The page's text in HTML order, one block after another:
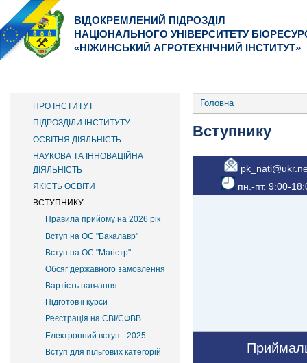
ВІДОКРЕМЛЕНИЙ ПІДРОЗДІЛ
НАЦІОНАЛЬНОГО УНІВЕРСИТЕТУ
«НІЖИНСЬКИЙ АГРОТЕХНІЧНИЙ ІНСТИТУТ»
ПРО ІНСТИТУТ
ПІДРОЗДІЛИ ІНСТИТУТУ
ОСВІТНЯ ДІЯЛЬНІСТЬ
НАУКОВА ТА ІННОВАЦІЙНА
ДІЯЛЬНІСТЬ
ЯКІСТЬ ОСВІТИ
ВСТУПНИКУ
Правила прийому на 2026 рік
Вступ на ОС "Бакалавр"
Вступ на ОС "Магістр"
Обсяг державного замовлення
Вартість навчання
Підготовчі курси
Реєстрація на ЄВІ/ЄФВВ
Електронний вступ - 2025
Вступ для пільгових категорій
Головна
Вступнику
пн.-пт. 9:00-